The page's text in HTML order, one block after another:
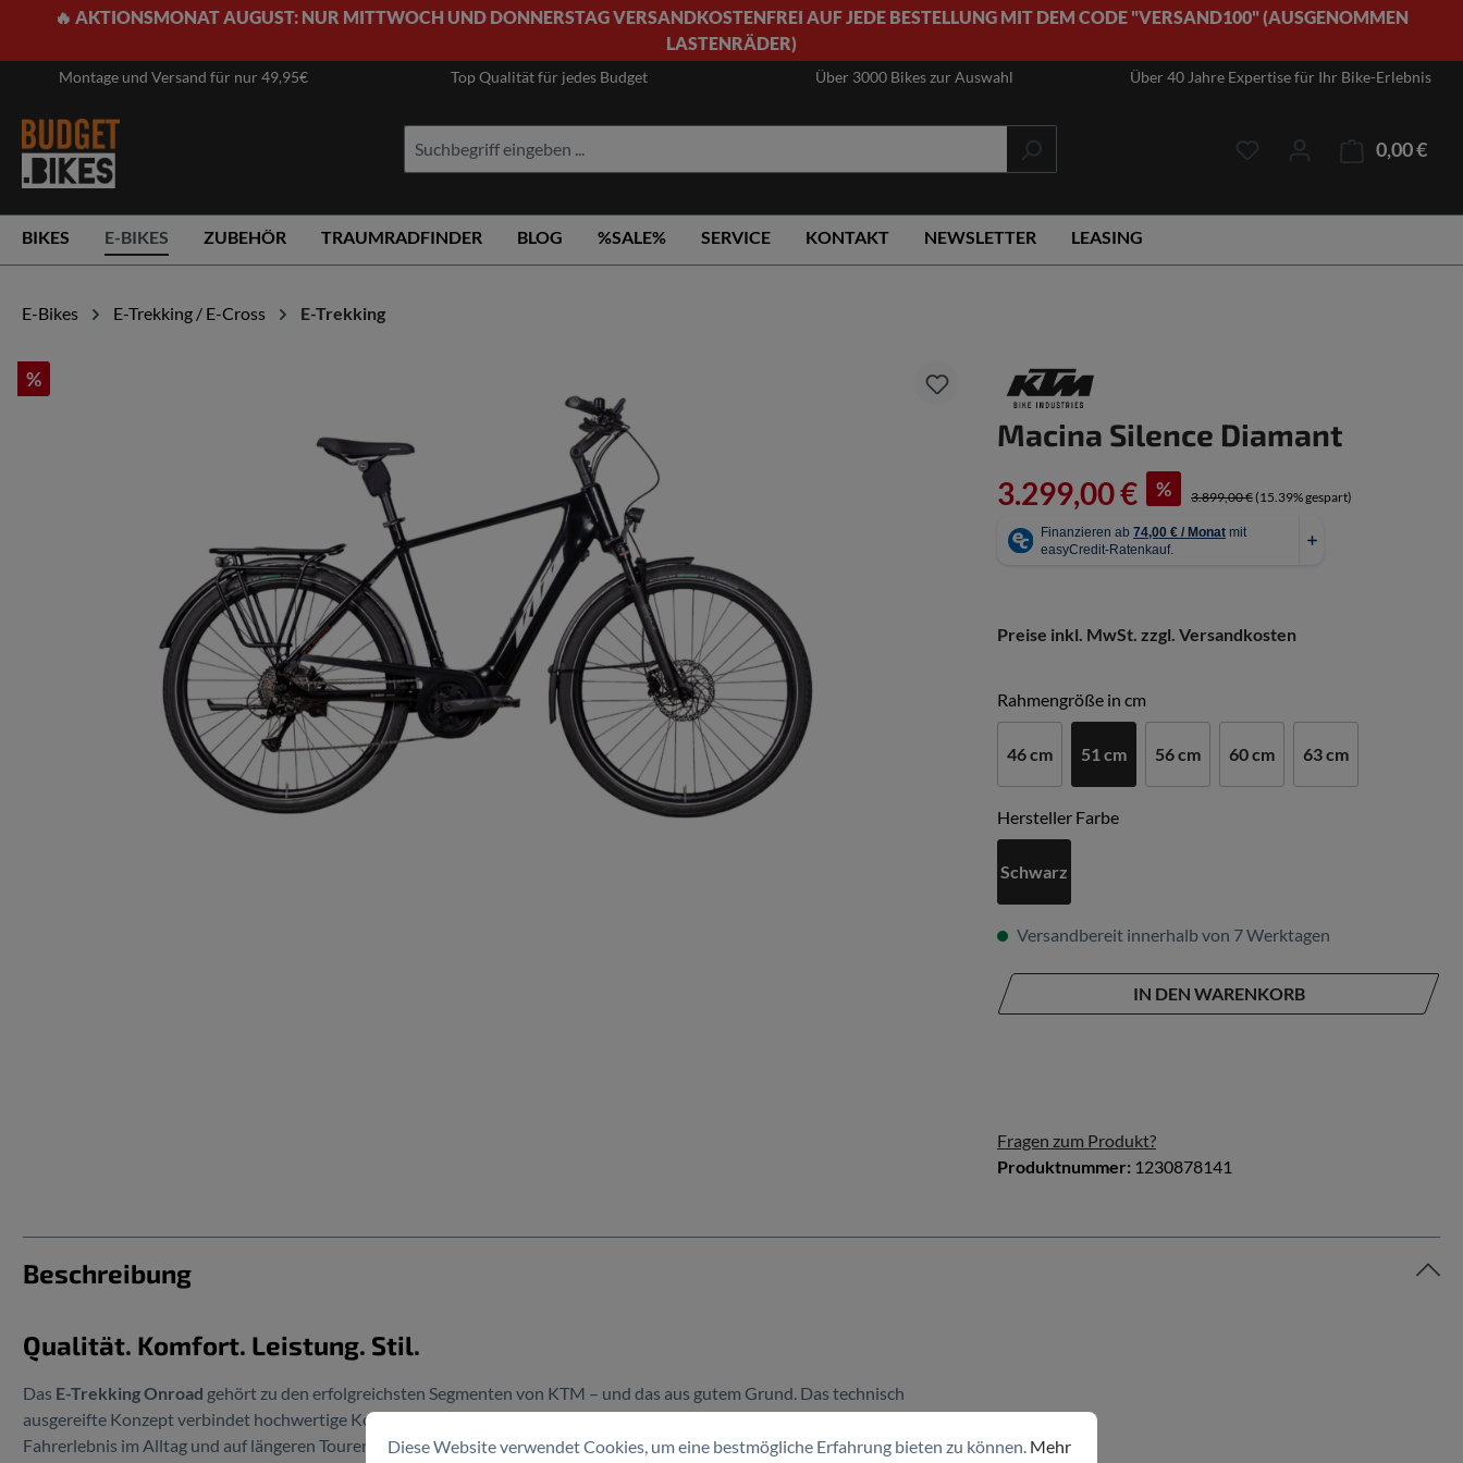
Zur Hauptnavigation springen
🔥 AKTIONSMONAT AUGUST: NUR MITTWOCH UND DONNERSTAG VERSANDKOSTENFREI AUF JEDE BESTELLUNG MIT DEM CODE "VERSAND100" (AUSGENOMMEN
LASTENRÄDER)
Montage und Versand für nur 49,95€ Top Qualität für jedes Budget Über 3000 Bikes zur Auswahl Über 40 Jahre Expertise für Ihr Bike-Erlebnis
0,00 €
BIKES E-BIKES ZUBEHÖR TRAUMRADFINDER BLOG %SALE% SERVICE KONTAKT NEWSLETTER LEASING
E-Bikes E-Trekking / E-Cross E-Trekking
%
Bildergalerie überspringen
Macina Silence Diamant
3.299,00 €
% 3.899,00 € (15.39% gespart)
Preise inkl. MwSt. zzgl. Versandkosten
Rahmengröße in cm
46 cm 51 cm 56 cm 60 cm 63 cm
Hersteller Farbeauswählen
Schwarz
Versandbereit innerhalb von 7 Werktagen
IN DEN WARENKORB
Fragen zum Produkt?
Produktnummer: 1230878141
Beschreibung
Qualität. Komfort. Leistung. Stil.
Das E-Trekking Onroad gehört zu den erfolgreichsten Segmenten von KTM – und das aus gutem Grund. Das technisch
ausgereifte Konzept verbindet hochwertige Komponenten mit durchdachtem Design und sorgt so für ein erstklassiges
Fahrerlebnis im Alltag und auf längeren Touren.
Diese Website verwendet Cookies, um eine bestmögliche Erfahrung bieten zu können. Mehr